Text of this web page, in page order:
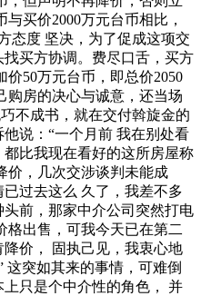
买价2000万元台币相比，
态度 坚决，为了促成这项交
买方协调。费尽口舌，买方
50万元台币，即总价2050
购房的决心与诚意，还当场
不成书，就在交付斡旋金的
说：“一个月前 我在别处看
比我现在看好的这所房屋称
价，几次交涉谈判未能成
过去这么 久了，我差不多
前，那家中介公司突然打电
格出售，可我今天已在第二
价， 固执己见，我衷心地
这突如其来的事情，可难倒
只是个中介性的角色， 并